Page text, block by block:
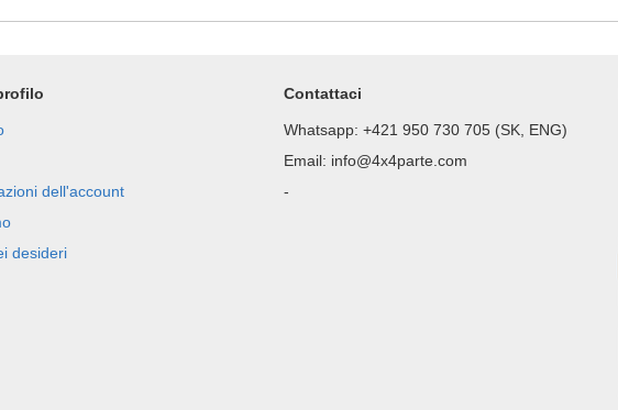
dell'account
desideri
Contattaci
Whatsapp: +421 950 730 705 (SK, ENG)
Email: info@4x4parte.com
-